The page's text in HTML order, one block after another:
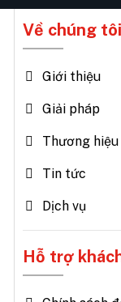
Về chúng tôi
Giới thiệu
Giải pháp
Thương hiệu
Tin tức
Dịch vụ
Hỗ trợ